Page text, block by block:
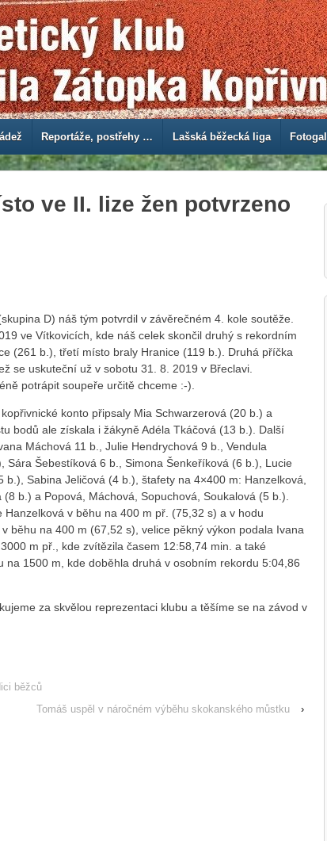
Reportáže, postřehy … Lašská běžecká liga
ve II. lize žen potvrzeno
D) náš tým potvrdil v závěrečném 4. kole soutěže.
ve Vítkovicích, kde náš celek skončil druhý s rekordním
(261 b.), třetí místo braly Hranice (119 b.). Druhá příčka
se uskuteční už v sobotu 31. 8. 2019 v Břeclavi.
potrápit soupeře určitě chceme :-).
konto připsaly Mia Schwarzerová (20 b.) a
bodů ale získala i žákyně Adéla Tkáčová (13 b.). Další
Máchová 11 b., Julie Hendrychová 9 b., Vendula
Sára Šebestíková 6 b., Simona Šenkeříková (6 b.), Lucie
b.), Sabina Jeličová (4 b.), štafety na 4×400 m: Hanzelková,
b.) a Popová, Máchová, Sopuchová, Soukalová (5 b.).
v běhu na 400 m př. (75,32 s) a v hodu
běhu na 400 m (67,52 s), velice pěkný výkon podala Ivana
m př., kde zvítězila časem 12:58,74 min. a také
na 1500 m, kde doběhla druhá v osobním rekordu 5:04,86
za skvělou reprezentaci klubu a těšíme se na závod v
běžců
Tomáš uspěl v náročném výběhu skokanského můstku
›